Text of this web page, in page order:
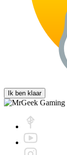
Ik ben klaar